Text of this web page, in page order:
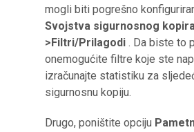
mogli biti pogrešno
Svojstva sigurnosnog
>Filtri/Prilagodi . Da biste to
onemogućite filtre koje ste
izračunajte statistiku za
sigurnosnu kopiju.
Drugo, poništite opciju